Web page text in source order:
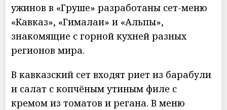
ужинов в «Груше» разработаны сет-меню
«Кавказ», «Гималаи» и «Альпы»,
знакомящие с горной кухней разных
регионов мира.
В кавказский сет входят риет из барабули
и салат с копчёным утиным филе с
кремом из томатов и регана. В меню